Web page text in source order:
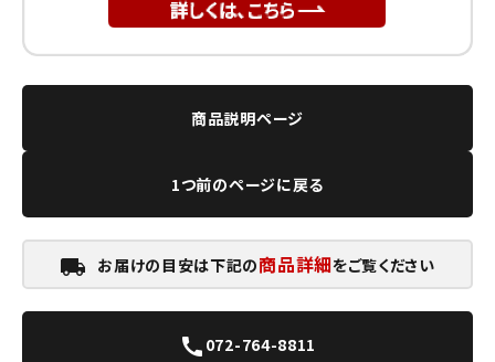
商品説明ページ
1つ前のページに戻る
local_shipping お届けの目安は下記の商品詳細をご覧ください
call 072-764-8811